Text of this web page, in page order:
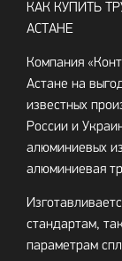
КАК КУПИТЬ
АСТАНЕ
Компания
Астане на
известных
России и
алюминиевых
алюминиевая
стандартам,
параметрам